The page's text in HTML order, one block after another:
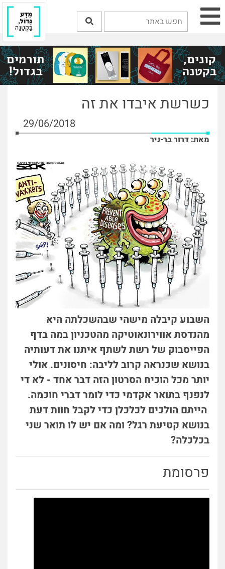
כשרשת איבדו את זה
29/06/2018
מאת: דרור בר-ניר
השבוע קיבלה מישהי שבהשכלתה היא
מהנדסת אווירונאוטיקה מהטכניון במה בדף
הפייסבוק של רשת לשתף איתנו את דעותיה
בנושא שכנראה קרוב לליבה: חיסונים. אולי
יותר מכל הוכיח הסרטון הזה דבר אחד - לא די
לנפנף בתואר אקדמי כדי לומר דברי חוכמה.
הייתם הולכים לכלכלן כדי לקבל חוות דעת
בנושא קטיעת רגל? ומה אם יש לו תואר שני
בכלכלה?
פרסומת